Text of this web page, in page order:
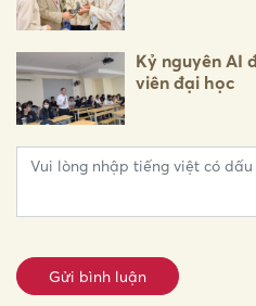
Kỷ nguyên AI
viên đại học
Gửi bình luận